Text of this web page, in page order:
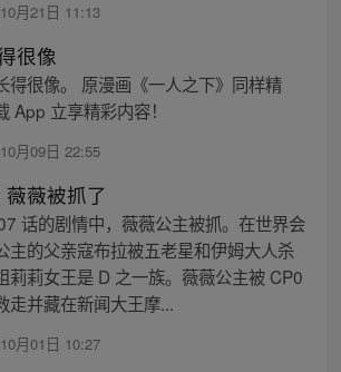
月21日 11:13
很像
得很像。 原漫画《一人之下》同样精
App 立享精彩内容！
月09日 22:55
薇被抓了
话的剧情中，薇薇公主被抓。在世界会
主的父亲寇布拉被五老星和伊姆大人杀
莉莉女王是 D 之一族。薇薇公主被 CP0
走并藏在新闻大王摩...
月01日 10:27